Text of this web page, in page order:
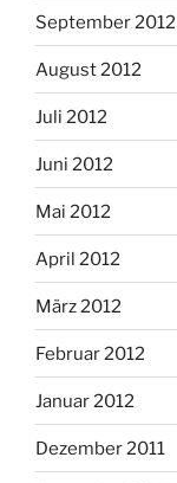
September 2012
August 2012
Juli 2012
Juni 2012
Mai 2012
April 2012
März 2012
Februar 2012
Januar 2012
Dezember 2011